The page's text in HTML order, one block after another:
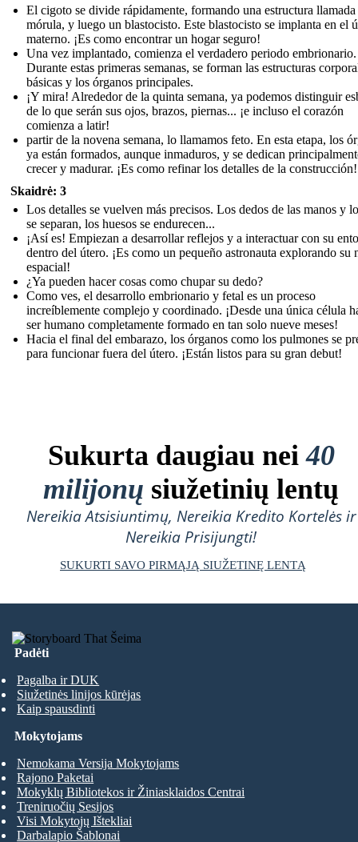
El cigoto se divide rápidamente, formando una estructura llamada
mórula, y luego un blastocisto. Este blastocisto se implanta en el
materno. ¡Es como encontrar un hogar seguro!
Una vez implantado, comienza el verdadero periodo embrionario.
Durante estas primeras semanas, se forman las estructuras
básicas y los órganos principales.
¡Y mira! Alrededor de la quinta semana, ya podemos distinguir
de lo que serán sus ojos, brazos, piernas... ¡e incluso el corazón
comienza a latir!
partir de la novena semana, lo llamamos feto. En esta etapa, los
ya están formados, aunque inmaduros, y se dedican
crecer y madurar. ¡Es como refinar los detalles de la construcción!
Skaidrė: 3
Los detalles se vuelven más precisos. Los dedos de las manos y
se separan, los huesos se endurecen...
¡Así es! Empiezan a desarrollar reflejos y a interactuar con su
dentro del útero. ¡Es como un pequeño astronauta explorando su
espacial!
¿Ya pueden hacer cosas como chupar su dedo?
Como ves, el desarrollo embrionario y fetal es un proceso
increíblemente complejo y coordinado. ¡Desde una única célula
ser humano completamente formado en tan solo nueve meses!
Hacia el final del embarazo, los órganos como los pulmones se
para funcionar fuera del útero. ¡Están listos para su gran debut!
Sukurta daugiau nei40
milijonų siužetinių lentų
Nereikia Atsisiuntimų, Nereikia Kredito Kortelės ir
Nereikia Prisijungti!
SUKURTI SAVO PIRMĄJĄ SIUŽETINĘ LENTĄ
Padėti
Pagalba ir DUK
Siužetinės linijos kūrėjas
Kaip spausdinti
Mokytojams
Nemokama Versija Mokytojams
Rajono Paketai
Mokyklų Bibliotekos ir Žiniasklaidos Centrai
Treniruočių Sesijos
Visi Mokytojų Ištekliai
Darbalapio Šablonai